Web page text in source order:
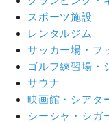
スポーツ施設
レンタルジム
サッカー場・フ
ゴルフ練習場・
サウナ
映画館・シアタ
シーシャ・シガ